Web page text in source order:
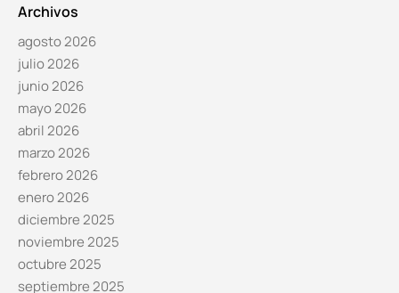
Archivos
agosto 2026
julio 2026
junio 2026
mayo 2026
abril 2026
marzo 2026
febrero 2026
enero 2026
diciembre 2025
noviembre 2025
octubre 2025
septiembre 2025